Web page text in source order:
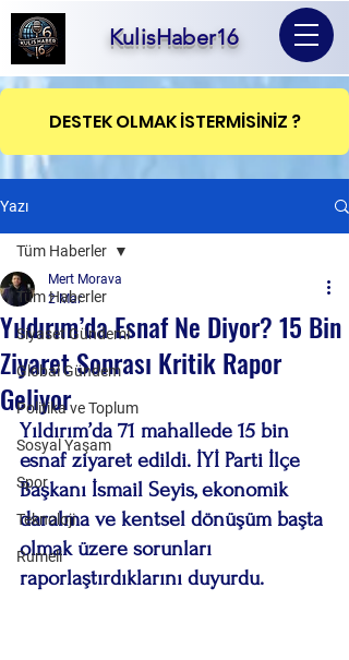
KulisHaber16
DESTEK OLMAK İSTERMİSİNİZ ?
Yazı
Tüm Haberler
Siyaset Gündemi
Global Gündem
Politika ve Toplum
Sosyal Yaşam
Spor
Teknoloji
Rumeli
Tüm Haberler
Yıldırım’da Esnaf Ne Diyor? 15 Bin
Ziyaret Sonrası Kritik Rapor
Geliyor
Mert Morava
2 Mar
Yıldırım’da 71 mahallede 15 bin
esnaf ziyaret edildi. İYİ Parti İlçe
Başkanı İsmail Seyis, ekonomik
daralma ve kentsel dönüşüm başta
olmak üzere sorunları
raporlaştırdıklarını duyurdu.